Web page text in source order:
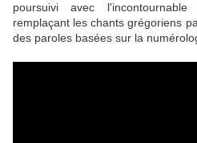
poursuivi avec
remplaçant les chants grégoriens
des paroles basées sur la